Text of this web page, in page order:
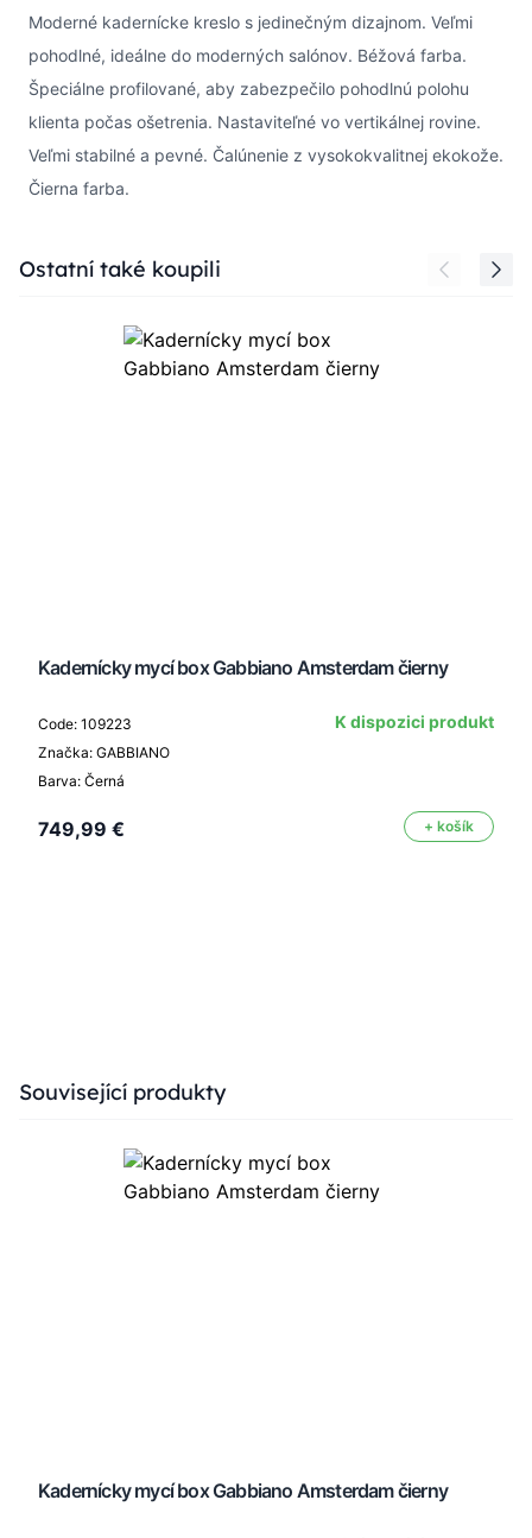
Moderné kadernícke kreslo s jedinečným dizajnom. Veľmi
pohodlné, ideálne do moderných salónov. Béžová farba.
Špeciálne profilované, aby zabezpečilo pohodlnú polohu
klienta počas ošetrenia. Nastaviteľné vo vertikálnej rovine.
Veľmi stabilné a pevné. Čalúnenie z vysokokvalitnej ekokože.
Čierna farba.
Press to skip carousel
Ostatní také koupili
Kadernícky mycí box Gabbiano Amsterdam čierny
Code: 109223
Značka: GABBIANO
Barva: Černá
K dispozici produkt
749,99 € + košík
Press to skip carousel
Související produkty
Kadernícky mycí box Gabbiano Amsterdam čierny